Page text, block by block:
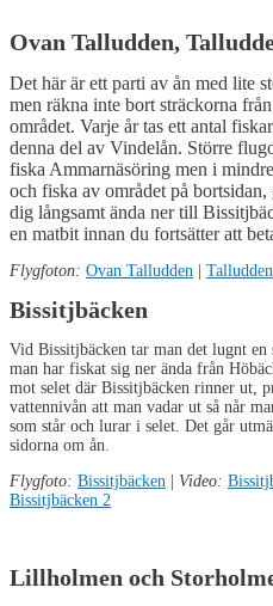
Ovan Talludden,
Det här är ett parti av ån med lite
men räkna inte bort sträckorna
området. Varje år tas ett antal
denna del av Vindelån. Större
fiska Ammarnäsöring men i
och fiska av området på
dig långsamt ända ner till
en matbit innan du fortsätter att
Flygfoton: Ovan Talludden | Talludden
Bissitjbäcken
Vid Bissitjbäcken tar man det lugnt
man har fiskat sig ner ända från
mot selet där Bissitjbäcken rinner ut,
vattennivån att man vadar ut så når
som står och lurar i selet. Det går
sidorna om ån.
Flygfoto: Bissitjbäcken | Video:
Bissitjbäcken 2
Lillholmen och